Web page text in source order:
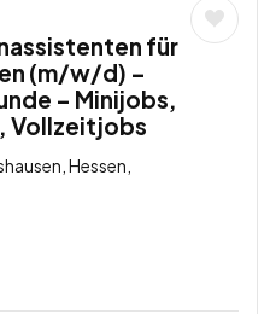
für
(m/w/d) –
– Minijobs,
Vollzeitjobs
Hessen,